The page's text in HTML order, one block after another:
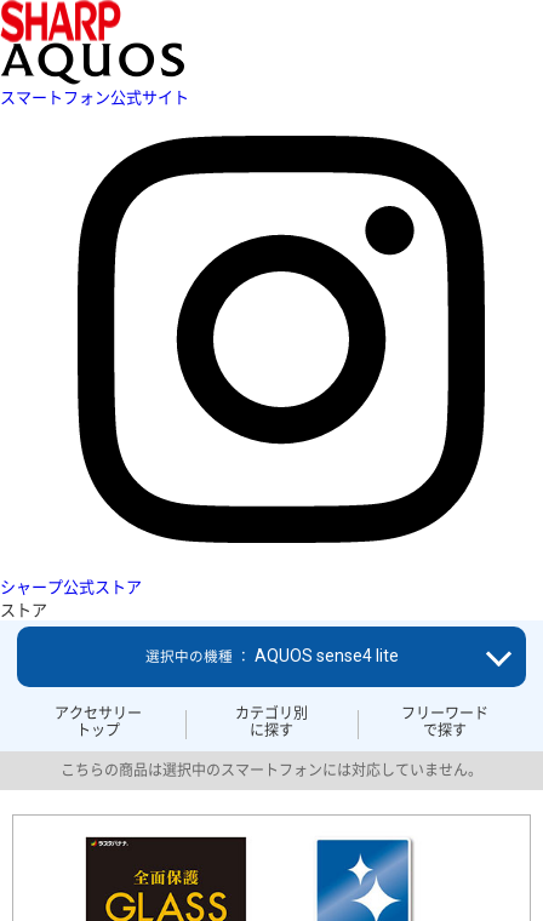
スマートフォン公式サイト
シャープ公式ストア
ストア
アクセサリー
トップ
カテゴリ別
に探す
フリーワード
で探す
選択中の機種 ： AQUOS sense4 lite
こちらの商品は選択中のスマートフォンには対応していません。